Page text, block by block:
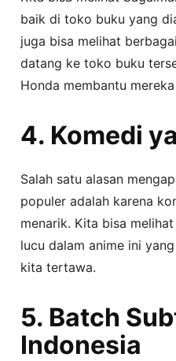
baik di toko buku yang
juga bisa melihat
datang ke toko buku
Honda membantu
4. Komedi
Salah satu alasan
populer adalah karena
menarik. Kita bisa
lucu dalam anime ini
kita tertawa.
5. Batch
Indonesia